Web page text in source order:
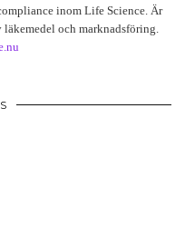
inom Life Science. Är
och marknadsföring.